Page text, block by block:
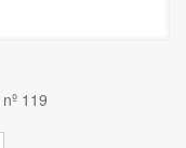
nº 119